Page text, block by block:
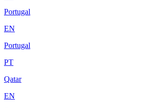
Portugal
EN
Portugal
PT
Qatar
EN